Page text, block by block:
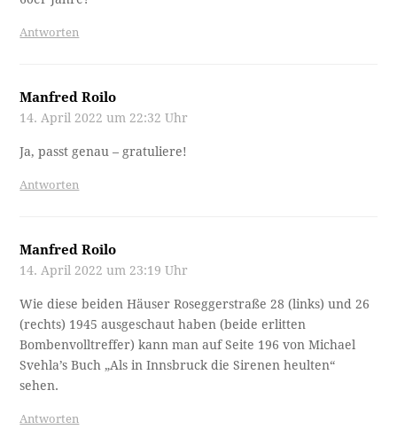
Antworten
Manfred Roilo
14. April 2022 um 22:32 Uhr
Ja, passt genau – gratuliere!
Antworten
Manfred Roilo
14. April 2022 um 23:19 Uhr
Wie diese beiden Häuser Roseggerstraße 28 (links) und 26
(rechts) 1945 ausgeschaut haben (beide erlitten
Bombenvolltreffer) kann man auf Seite 196 von Michael
Svehla’s Buch „Als in Innsbruck die Sirenen heulten“
sehen.
Antworten